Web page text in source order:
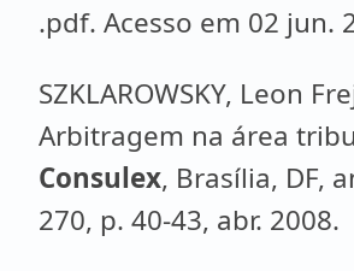
.pdf. Acesso em 02 jun.
SZKLAROWSKY, Leon
Arbitragem na área
Consulex, Brasília, DF,
270, p. 40-43, abr. 2008.